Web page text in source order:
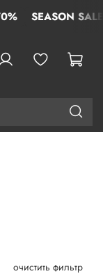
SEASON SALE
очистить фильтр